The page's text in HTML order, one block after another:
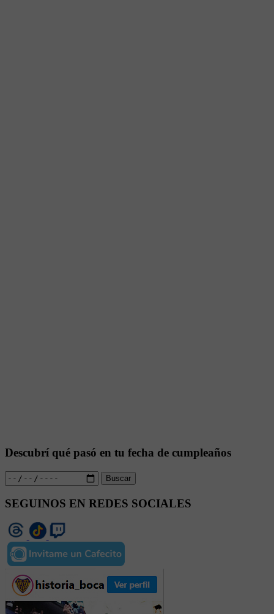
Descubrí qué pasó en tu fecha de cumpleaños
Buscar
SEGUINOS EN REDES SOCIALES